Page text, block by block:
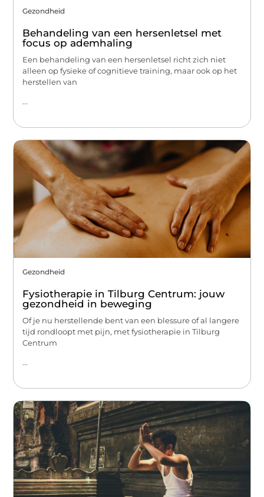
Gezondheid
Behandeling van een hersenletsel met
focus op ademhaling
Een behandeling van een hersenletsel richt zich niet
alleen op fysieke of cognitieve training, maar ook op het
herstellen van
...
Gezondheid
Fysiotherapie in Tilburg Centrum: jouw
gezondheid in beweging
Of je nu herstellende bent van een blessure of al langere
tijd rondloopt met pijn, met fysiotherapie in Tilburg
Centrum
...